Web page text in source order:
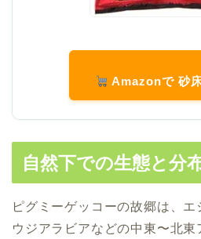
Amazonで 砂
自然下での生態と分
ピグミーゲッコーの故郷は、
ウジアラビアなどの中東〜北東